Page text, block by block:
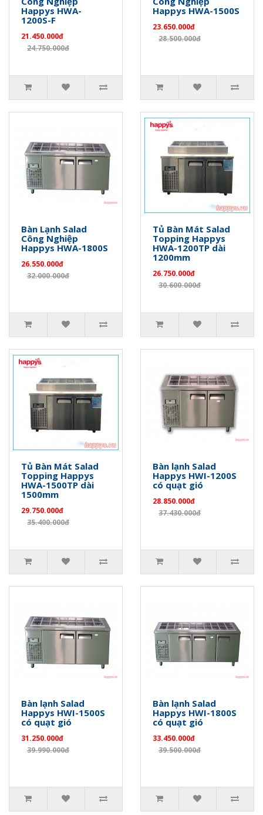
Happys HWA-
1200S-F
21.450.000đ
24.750.000đ
Happys HWA-1500S
23.650.000đ
28.500.000đ
Bàn Lạnh Salad
Công Nghiệp
Happys HWA-1800S
26.550.000đ
32.000.000đ
Tủ Bàn Mát Salad
Topping Happys
HWA-1200TP dài
1200mm
26.750.000đ
30.600.000đ
Tủ Bàn Mát Salad
Topping Happys
HWA-1500TP dài
1500mm
29.750.000đ
35.400.000đ
Bàn lạnh Salad
Happys HWI-1200S
có quạt gió
28.850.000đ
37.430.000đ
Bàn lạnh Salad
Happys HWI-1500S
có quạt gió
31.250.000đ
39.990.000đ
Bàn lạnh Salad
Happys HWI-1800S
có quạt gió
33.450.000đ
39.500.000đ